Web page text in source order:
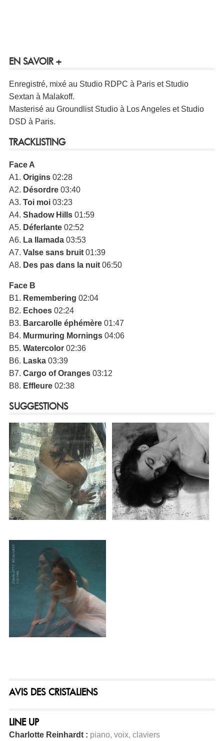
EN SAVOIR +
Enregistré, mixé au Studio RDPC à Paris et Studio
Sextan à Malakoff.
Masterisé au Groundlist Studio à Los Angeles et Studio
DSD à Paris.
TRACKLISTING
Face A
A1. Origins02:28
A2. Désordre03:40
A3. Toi moi03:23
A4. Shadow Hills01:59
A5. Déferlante02:52
A6. La llamada03:53
A7. Valse sans bruit01:39
A8. Des pas dans la nuit06:50
Face B
B1. Remembering 02:04
B2. Echoes02:24
B3. Barcarolle éphémère 01:47
B4. Murmuring Mornings04:06
B5. Watercolor02:36
B6. Laska03:39
B7. Cargo of Oranges03:12
B8. Effleure02:38
SUGGESTIONS
AVIS DES CRISTALIENS
LINE UP
Charlotte Reinhardt : piano, voix, claviers